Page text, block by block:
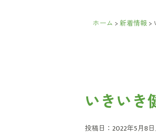
ホーム >新着情報>
いきいき
投稿日：2022年5月8